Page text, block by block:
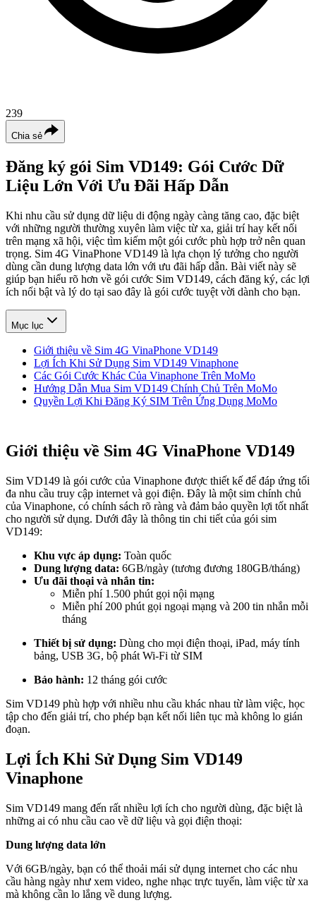
239
Chia sẻ
Đăng ký gói Sim VD149: Gói Cước Dữ
Liệu Lớn Với Ưu Đãi Hấp Dẫn
Khi nhu cầu sử dụng dữ liệu di động ngày càng tăng cao, đặc biệt
với những người thường xuyên làm việc từ xa, giải trí hay kết nối
trên mạng xã hội, việc tìm kiếm một gói cước phù hợp trở nên quan
trọng. Sim 4G VinaPhone VD149 là lựa chọn lý tưởng cho người
dùng cần dung lượng data lớn với ưu đãi hấp dẫn. Bài viết này sẽ
giúp bạn hiểu rõ hơn về gói cước Sim VD149, cách đăng ký, các lợi
ích nổi bật và lý do tại sao đây là gói cước tuyệt vời dành cho bạn.
Mục lục
Giới thiệu về Sim 4G VinaPhone VD149
Lợi Ích Khi Sử Dụng Sim VD149 Vinaphone
Các Gói Cước Khác Của Vinaphone Trên MoMo
Hướng Dẫn Mua Sim VD149 Chính Chủ Trên MoMo
Quyền Lợi Khi Đăng Ký SIM Trên Ứng Dụng MoMo
Giới thiệu về Sim 4G VinaPhone VD149
Sim VD149 là gói cước của Vinaphone được thiết kế để đáp ứng tối
đa nhu cầu truy cập internet và gọi điện. Đây là một sim chính chủ
của Vinaphone, có chính sách rõ ràng và đảm bảo quyền lợi tốt nhất
cho người sử dụng. Dưới đây là thông tin chi tiết của gói sim
VD149:
Khu vực áp dụng: Toàn quốc
Dung lượng data: 6GB/ngày (tương đương 180GB/tháng)
Ưu đãi thoại và nhắn tin:
Miễn phí 1.500 phút gọi nội mạng
Miễn phí 200 phút gọi ngoại mạng và 200 tin nhắn mỗi
tháng
Thiết bị sử dụng: Dùng cho mọi điện thoại, iPad, máy tính
bảng, USB 3G, bộ phát Wi-Fi từ SIM
Bảo hành: 12 tháng gói cước
Sim VD149 phù hợp với nhiều nhu cầu khác nhau từ làm việc, học
tập cho đến giải trí, cho phép bạn kết nối liên tục mà không lo gián
đoạn.
Lợi Ích Khi Sử Dụng Sim VD149
Vinaphone
Sim VD149 mang đến rất nhiều lợi ích cho người dùng, đặc biệt là
những ai có nhu cầu cao về dữ liệu và gọi điện thoại:
Dung lượng data lớn
Với 6GB/ngày, bạn có thể thoải mái sử dụng internet cho các nhu
cầu hàng ngày như xem video, nghe nhạc trực tuyến, làm việc từ xa
mà không cần lo lắng về dung lượng.